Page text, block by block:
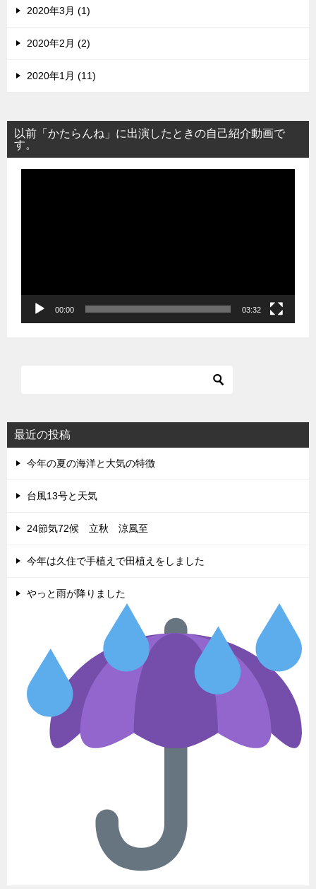
2020年3月 (1)
2020年2月 (2)
2020年1月 (11)
以前「かたらんね」に出演したときの自己紹介動画で
す。
00:00 03:32
最近の投稿
今年の夏の海洋と大気の特徴
台風13号と天気
24節気72候 立秋 涼風至
今年は久住で手植えで田植えをしました
やっと雨が降りました